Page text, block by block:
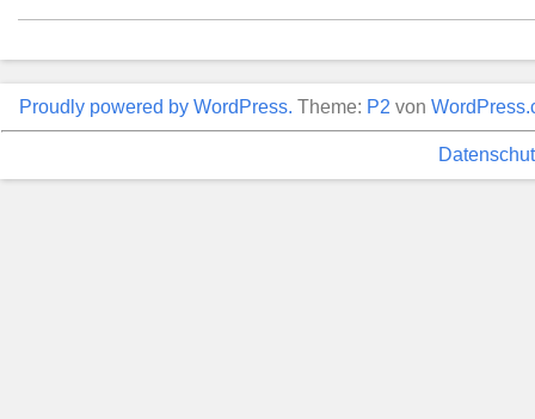
Proudly powered by WordPress. Theme: P2 von